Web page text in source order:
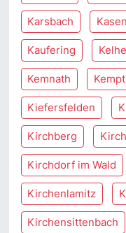
Karsbach
Kaufering
Kemnath
Kiefersfelden
Kirchberg
Kirchdorf im Wald
Kirchenlamitz
Kirchensittenbach